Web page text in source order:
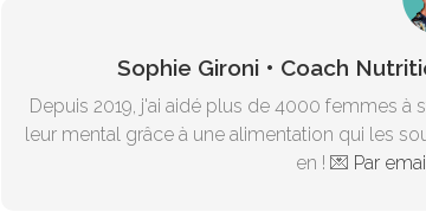
Sophie Gironi • Coach
Depuis 2019, j'ai aidé plus de 4000 femmes
leur mental grâce à une alimentation qui les
en ! 💌 Par